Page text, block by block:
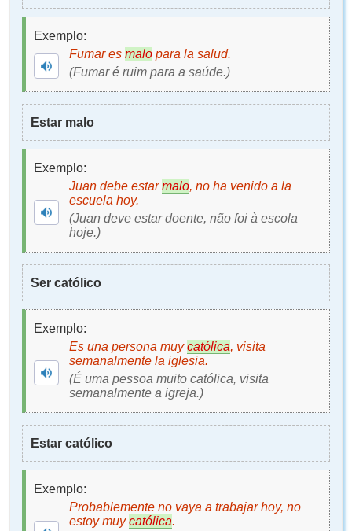
Exemplo:
Fumar es malo para la salud.
(Fumar é ruim para a saúde.)
Estar malo
Exemplo:
Juan debe estarmalo, no ha venido a la
escuela hoy.
(Juan deve estar doente, não foi à escola
hoje.)
Ser católico
Exemplo:
Es una persona muycatólica, visita
semanalmente la iglesia.
(É uma pessoa muito católica, visita
semanalmente a igreja.)
Estar católico
Exemplo:
Probablemente no vaya a trabajar hoy, no
estoy muycatólica.